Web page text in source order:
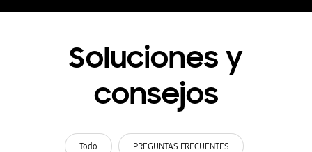
Soluciones y
consejos
Todo PREGUNTAS FRECUENTES